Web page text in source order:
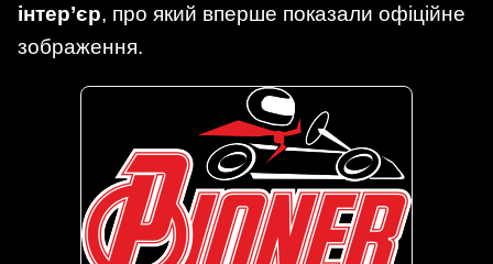
інтер’єр, про який вперше показали офіційне
зображення.